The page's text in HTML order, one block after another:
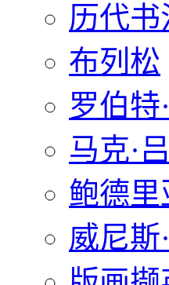
历代书
布列松
罗伯特
马克·
鲍德里
威尼斯